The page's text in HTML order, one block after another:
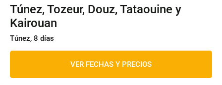
Túnez, Tozeur, Douz, Tataouine y
Kairouan
Túnez, 8 días
VER FECHAS Y PRECIOS